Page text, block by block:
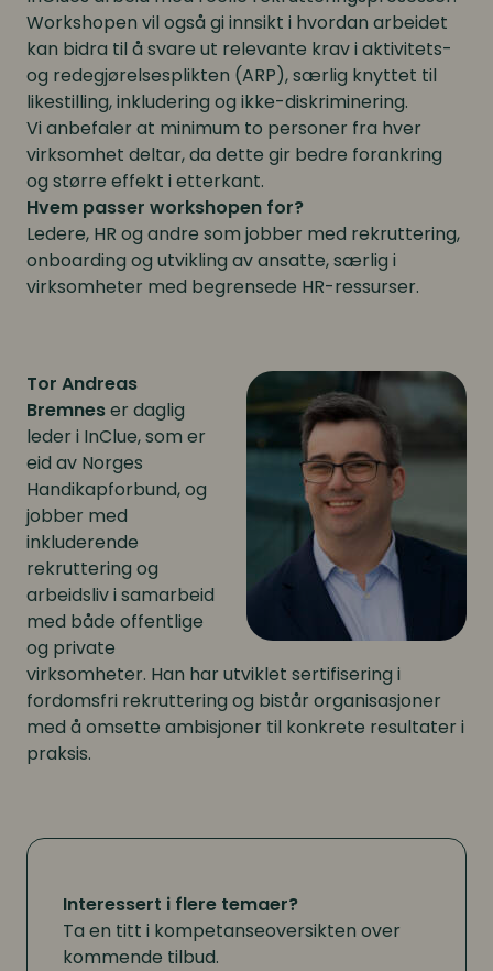
Workshopen vil også gi innsikt i hvordan arbeidet
kan bidra til å svare ut relevante krav i aktivitets-
og redegjørelsesplikten (ARP), særlig knyttet til
likestilling, inkludering og ikke-diskriminering.
Vi anbefaler at minimum to personer fra hver
virksomhet deltar, da dette gir bedre forankring
og større effekt i etterkant.
Hvem passer workshopen for?
Ledere, HR og andre som jobber med rekruttering,
onboarding og utvikling av ansatte, særlig i
virksomheter med begrensede HR-ressurser.
Tor Andreas
Bremneser daglig
leder i InClue, som er
eid av Norges
Handikapforbund, og
jobber med
inkluderende
rekruttering og
arbeidsliv i samarbeid
med både offentlige
og private
virksomheter. Han har utviklet sertifisering i
fordomsfri rekruttering og bistår organisasjoner
med å omsette ambisjoner til konkrete resultater i
praksis.
Interessert i flere temaer?
Ta en titt i kompetanseoversikten over
kommende tilbud.